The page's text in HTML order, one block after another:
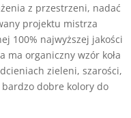
z przestrzeni, nadać
projektu mistrza
100% najwyższej jakości
ma organiczny wzór koła
zieleni, szarości,
dobre kolory do